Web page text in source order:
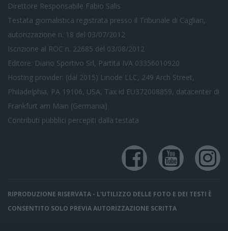
Direttore Responsabile Fabio Salis
Testata giornalistica registrata presso il Tribunale di Cagliari,
autorizzazione n. 18 del 03/07/2012
Iscrizione al ROC n. 22685 del 03/08/2012
Editore: Diario Sportivo Srl, Partita IVA 03356010920
Hosting provider: (dal 2015) Linode LLC, 249 Arch Street,
Philadelphia, PA 19106, USA, Tax id EU372008859, datacenter di
Frankfurt am Main (Germania)
Contributi pubblici percepiti dalla testata
RIPRODUZIONE RISERVATA - L'UTILIZZO DELLE FOTO E DEI TESTI È
CONSENTITO SOLO PREVIA AUTORIZZAZIONE SCRITTA